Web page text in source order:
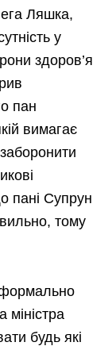
Ляшка,
у
здоров’я
пан
вимагає
пані Супрун
тому
міністра
будь які